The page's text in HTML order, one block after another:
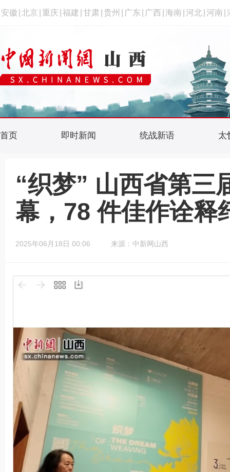
安徽 北京 重庆 福建 甘肃 贵州 广东 广西 海南 河北 河南
首页 即时新闻 统战新语 太
“织梦” 山西省第三
幕，78 件佳作诠释
2025年06月18日 00:06 来源：中新网山西